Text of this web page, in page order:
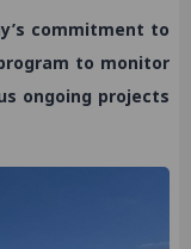
commitment to
to monitor
ongoing projects